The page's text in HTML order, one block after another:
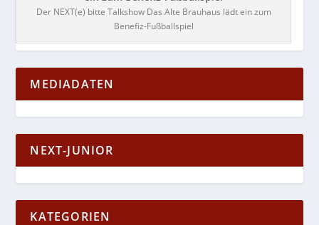
Der NEXT(e) bitte Talkshow Das Alte Brauhaus lädt ein zum
Benefiz-Fußballspiel
MEDIADATEN
NEXT-JUNIOR
KATEGORIEN